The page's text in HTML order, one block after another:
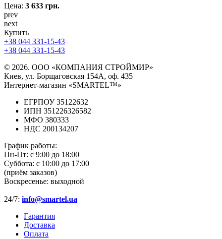
Цена: 3 633 грн.
prev
next
Купить
+38 044 331-15-43
+38 044 331-15-43
© 2026. ООО «КОМПАНИЯ СТРОЙМИР»
Киев, ул. Борщаговская 154А, оф. 435
Интернет-магазин «SMARTEL™»
ЕГРПОУ 35122632
ИПН 351226326582
МФО 380333
НДС 200134207
График работы:
Пн-Пт: с 9:00 до 18:00
Суббота: с 10:00 до 17:00
(приём заказов)
Воскресенье: выходной
24/7: info@smartel.ua
Гарантия
Доставка
Оплата